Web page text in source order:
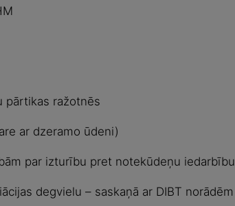
pārtikas ražotnēs
ar dzeramo ūdeni)
par izturību pret notekūdeņu iedarbību
degvielu – saskaņā ar DIBT norādēm